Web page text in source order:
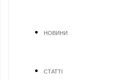
НОВИНИ
СТАТТІ